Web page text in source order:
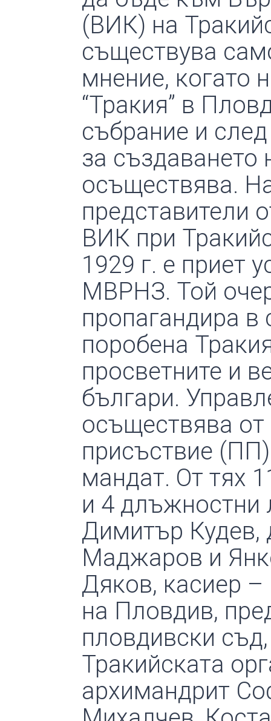
(ВИК) на
съществува
мнение, когато
“Тракия” в
събрание и
за създаването
осъществява.
представители
ВИК при
1929 г. е приет
МВРНЗ. Той
пропагандира в
поробена
просветните и
българи.
осъществява
присъствие
мандат. От тях
и 4 длъжностни
Димитър
Маджаров и
Дяков, касиер –
на Пловдив,
пловдивски
Тракийската
архимандрит